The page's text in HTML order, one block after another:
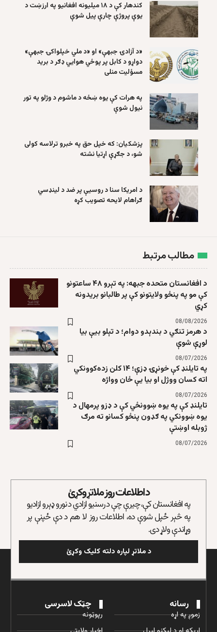
کندهار کې د ۱۸ میلیونه افغانیو په ارزښت د
یوې پروژې چارې پیل شوې
«د آزادۍ جبهې» او «د ملي خپلواکۍ جبهې»
دواړو د کابل پر پوځي هوايي ډګر د برید
مسؤلیت منلی
په هرات کې یوه ښځه د ماشوم د وژلو په تور
نیول شوې
پزشکیان: که خپل حق په خبرو ترلاسه کولی
شو، د جګړې اړتیا نشته
د امریکا سنا د روسیې پر ضد د لینډسي
ګراهام لایحه تصویب کړه
مطالب مرتبط
د افغانستان متحده جبهه: په تېرو ۴۸ ساعتونو
کې مو په پنځو ولایتونو کې پر طالبانو بریدونه
کړي
08/08/2026
د هرمز تنګي د بندېدو دوام؛ د تېلو بیې بیا
لوړې شوې
08/07/2026
په تایلنډ کې خونړۍ ډزې؛ ۱۴ کلن زده‌کوونکي
اته کسان ووژل او بیا یې ځان وواژه
08/07/2026
تایلنډ کې په یوه ښوونځي کې د ډزو پرمهال د
یوه ښوونکي په ګډون پنځو کسانو ته مرګ
ژوبله اوښتې
08/07/2026
د اطلاعات روز ملاتړ وکړئ
په افغانستان کې، چیرې چې د رسنیو ازادي د نورو ډېرو ازادیو
په څېر ځپل شوې ده، اطلاعات روز لا هم د دې ځپنې پر
وړاندې ولاړ دی.
د ملاتړ لپاره دلته کلیک وکړئ
رسانه
زموږ په اړه
چټک لاسرسی
رپوټونه